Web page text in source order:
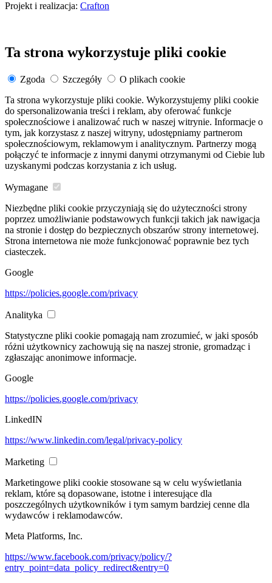
Projekt i realizacja: Crafton
Ta strona wykorzystuje pliki cookie
Zgoda Szczegóły
O plikach cookie
Ta strona wykorzystuje pliki cookie. Wykorzystujemy pliki cookie
do spersonalizowania treści i reklam, aby oferować funkcje
społecznościowe i analizować ruch w naszej witrynie. Informacje o
tym, jak korzystasz z naszej witryny, udostępniamy partnerom
społecznościowym, reklamowym i analitycznym. Partnerzy mogą
połączyć te informacje z innymi danymi otrzymanymi od Ciebie lub
uzyskanymi podczas korzystania z ich usług.
Wymagane
Niezbędne pliki cookie przyczyniają się do użyteczności strony
poprzez umożliwianie podstawowych funkcji takich jak nawigacja
na stronie i dostęp do bezpiecznych obszarów strony internetowej.
Strona internetowa nie może funkcjonować poprawnie bez tych
ciasteczek.
Google
https://policies.google.com/privacy
Analityka
Statystyczne pliki cookie pomagają nam zrozumieć, w jaki sposób
różni użytkownicy zachowują się na naszej stronie, gromadząc i
zgłaszając anonimowe informacje.
Google
https://policies.google.com/privacy
LinkedIN
https://www.linkedin.com/legal/privacy-policy
Marketing
Marketingowe pliki cookie stosowane są w celu wyświetlania
reklam, które są dopasowane, istotne i interesujące dla
poszczególnych użytkowników i tym samym bardziej cenne dla
wydawców i reklamodawców.
Meta Platforms, Inc.
https://www.facebook.com/privacy/policy/?
entry_point=data_policy_redirect&entry=0